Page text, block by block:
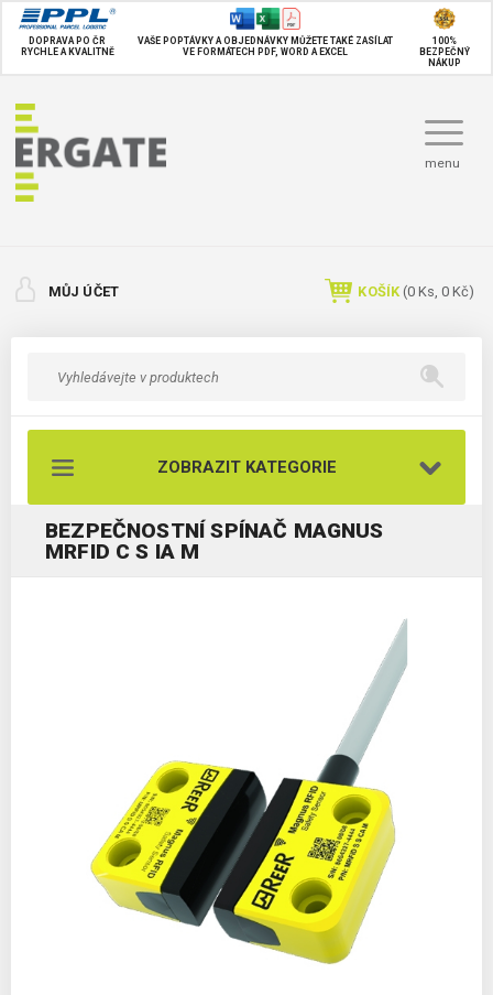
DOPRAVA PO ČR
RYCHLE A KVALITNĚ
VAŠE POPTÁVKY A OBJEDNÁVKY MŮŽETE TAKÉ ZASÍLAT
VE FORMÁTECH PDF, WORD A EXCEL
100%
BEZPEČNÝ
NÁKUP
menu
MŮJ ÚČET KOŠÍK (0 Ks, 0 Kč)
ZOBRAZIT KATEGORIE
BEZPEČNOSTNÍ SPÍNAČ MAGNUS
MRFID C S IA M